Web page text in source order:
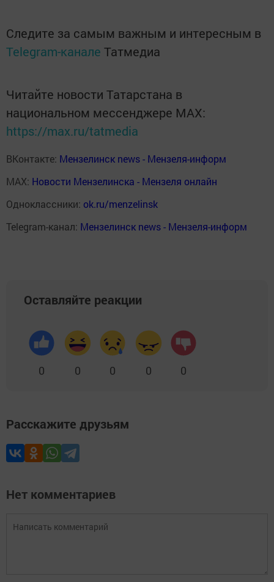
Следите за самым важным и интересным в
Telegram-канале Татмедиа
Читайте новости Татарстана в
национальном мессенджере MАХ:
https://max.ru/tatmedia
ВКонтакте: Мензелинск news - Мензеля-информ
MAX: Новости Мензелинска - Мензеля онлайн
Одноклассники: ok.ru/menzelinsk
Telegram-канал: Мензелинск news - Мензеля-информ
Оставляйте реакции
0 0 0 0 0
Расскажите друзьям
Нет комментариев